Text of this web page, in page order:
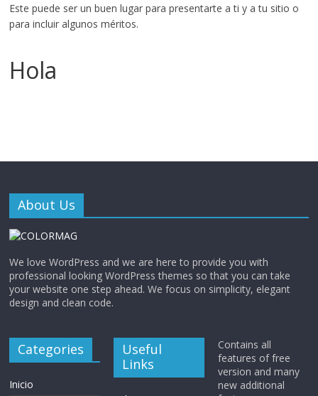
Este puede ser un buen lugar para presentarte a ti y a tu sitio o
para incluir algunos méritos.
Hola
About Us
We love WordPress and we are here to provide you with
professional looking WordPress themes so that you can take
your website one step ahead. We focus on simplicity, elegant
design and clean code.
Categories
Inicio
Useful
Links
Contains all
features of free
version and many
new additional